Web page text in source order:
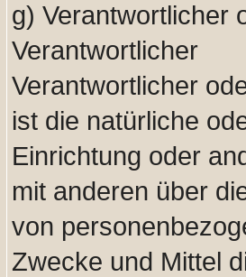
g) Verantwortlicher
Verantwortlicher
Verantwortlicher
ist die natürliche
Einrichtung oder
mit anderen über
von
Zwecke und Mittel